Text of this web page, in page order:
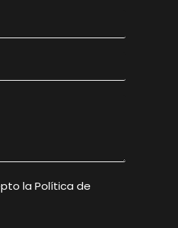
la Política de